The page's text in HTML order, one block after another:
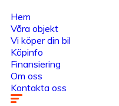
Hem
Våra objekt
Vi köper din bil
Köpinfo
Finansiering
Om oss
Kontakta oss